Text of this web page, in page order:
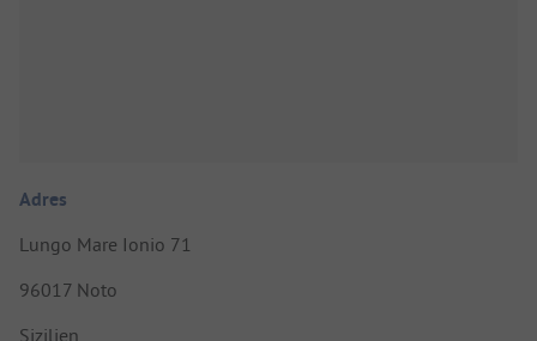
Adres
Lungo Mare Ionio 71
96017 Noto
Sizilien